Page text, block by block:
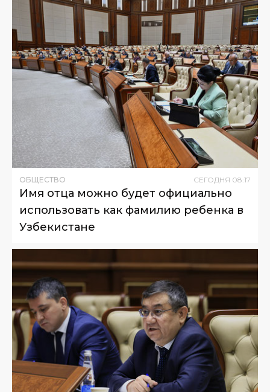
ОБЩЕСТВО СЕГОДНЯ 08:17
Имя отца можно будет официально
использовать как фамилию ребенка в
Узбекистане